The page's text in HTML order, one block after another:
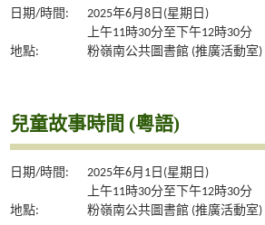
日期/時間:
2025年6月8日(星期日)
上午11時30分至下午12時30分
地點:
粉嶺南公共圖書館 (推廣活動室)
兒童故事時間 (粵語)
日期/時間:
2025年6月1日(星期日)
上午11時30分至下午12時30分
地點:
粉嶺南公共圖書館 (推廣活動室)